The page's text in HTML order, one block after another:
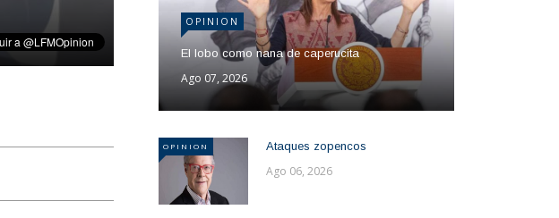
OPINION
El lobo como nana de caperucita
Ago 07, 2026
OPINION Ataques zopencos
Ago 06, 2026